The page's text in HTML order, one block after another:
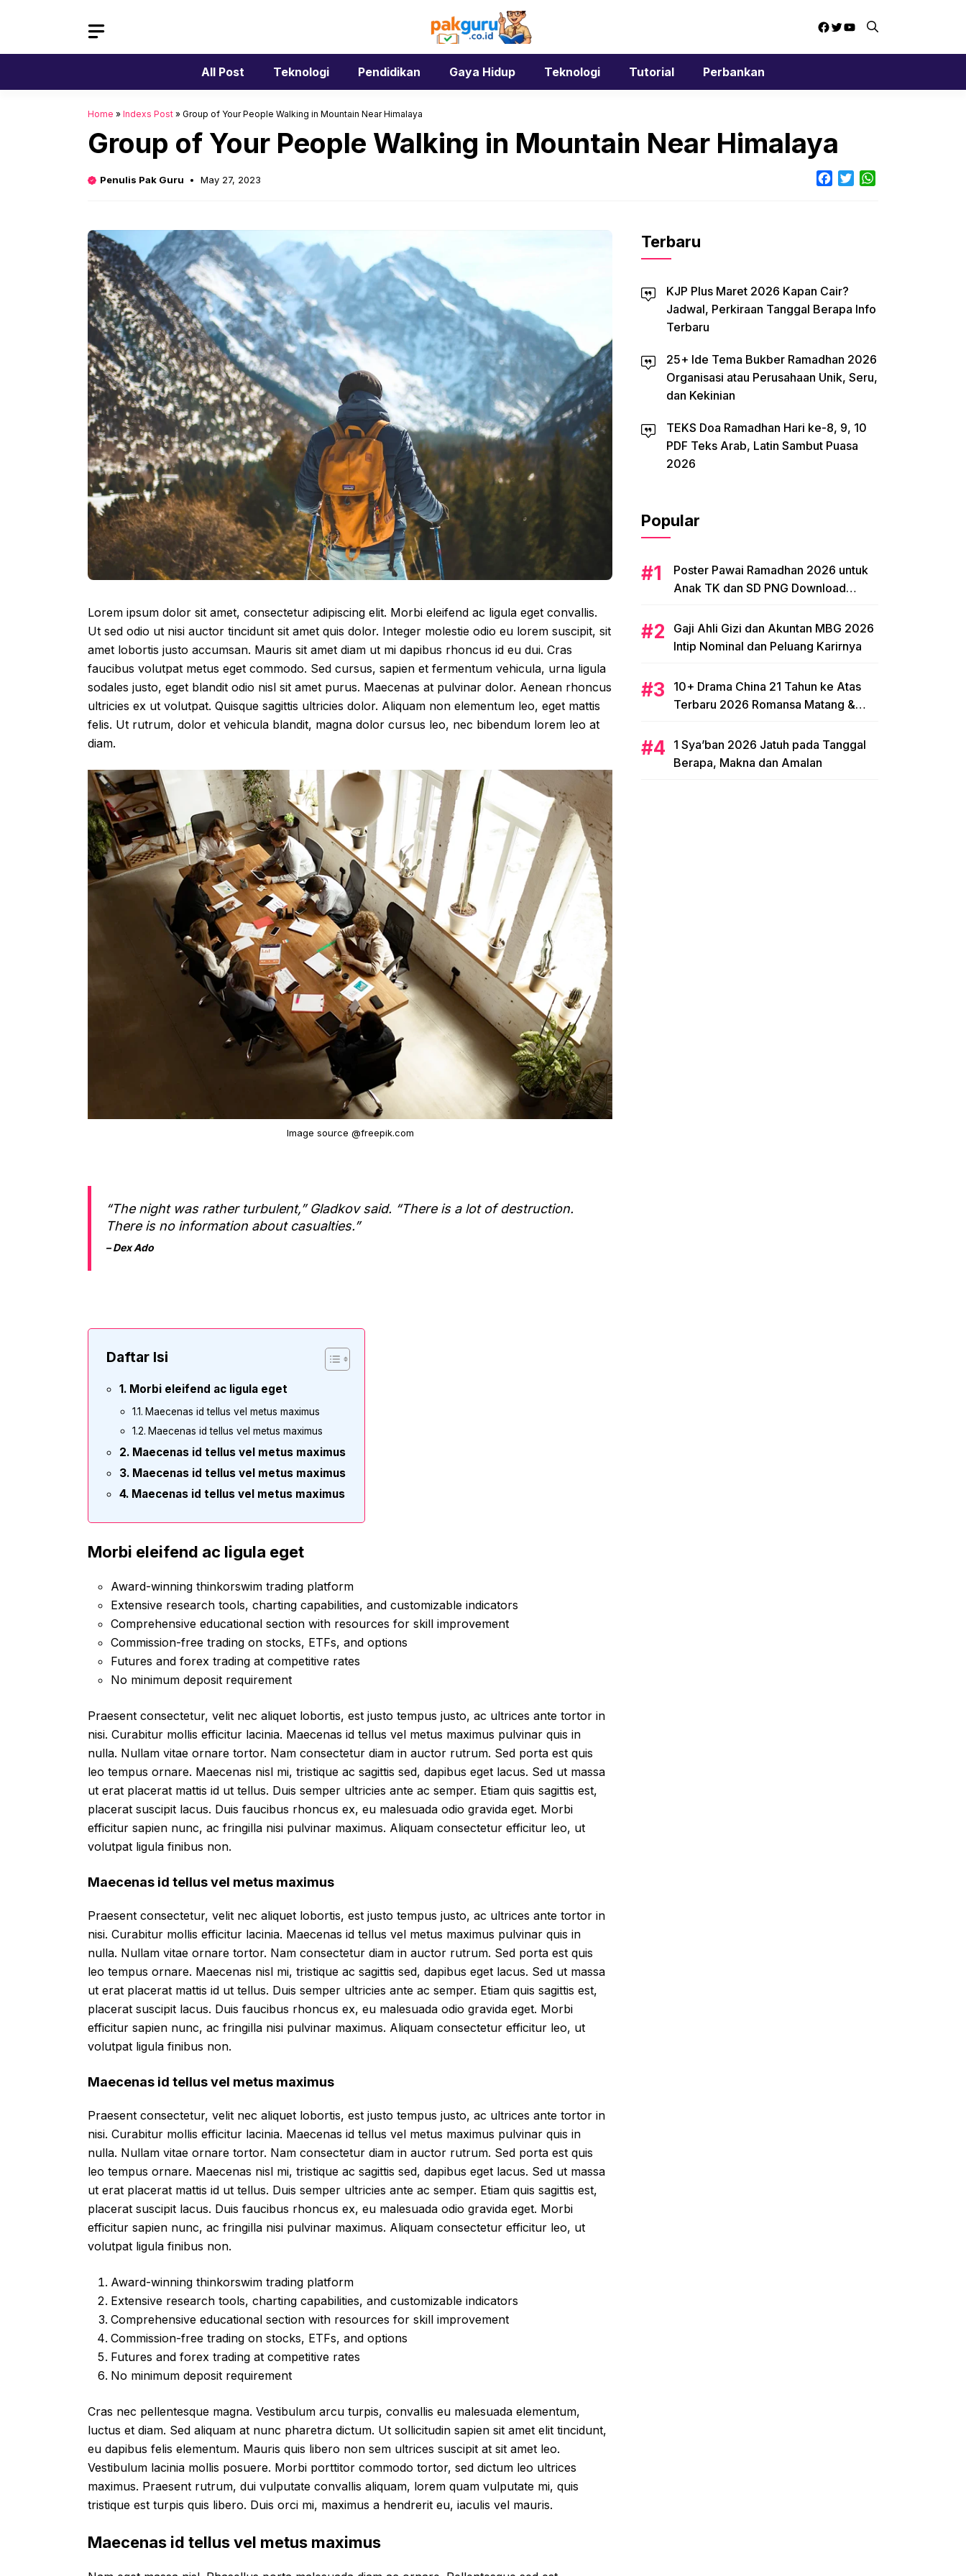
Facebook
Twitter
YouTube
All Post Teknologi Pendidikan Gaya Hidup Teknologi Tutorial Perbankan
Home » Indexs Post » Group of Your People Walking in Mountain Near Himalaya
Group of Your People Walking in Mountain Near Himalaya
Penulis Pak Guru May 27, 2023 Facebook
Twitter
Lorem ipsum dolor sit amet, consectetur adipiscing elit. Morbi eleifend ac ligula eget convallis.
Ut sed odio ut nisi auctor tincidunt sit amet quis dolor. Integer molestie odio eu lorem suscipit, sit
amet lobortis justo accumsan. Mauris sit amet diam ut mi dapibus rhoncus id eu dui. Cras
faucibus volutpat metus eget commodo. Sed cursus, sapien et fermentum vehicula, urna ligula
sodales justo, eget blandit odio nisl sit amet purus. Maecenas at pulvinar dolor. Aenean rhoncus
ultricies ex ut volutpat. Quisque sagittis ultricies dolor. Aliquam non elementum leo, eget mattis
felis. Ut rutrum, dolor et vehicula blandit, magna dolor cursus leo, nec bibendum lorem leo at
diam.
Image source @freepik.com
“The night was rather turbulent,” Gladkov said. “There is a lot of destruction.
There is no information about casualties.”
– Dex Ado
Daftar Isi
Morbi eleifend ac ligula eget
Maecenas id tellus vel metus maximus
Maecenas id tellus vel metus maximus
Maecenas id tellus vel metus maximus
Maecenas id tellus vel metus maximus
Maecenas id tellus vel metus maximus
Morbi eleifend ac ligula eget
Award-winning thinkorswim trading platform
Extensive research tools, charting capabilities, and customizable indicators
Comprehensive educational section with resources for skill improvement
Commission-free trading on stocks, ETFs, and options
Futures and forex trading at competitive rates
No minimum deposit requirement
Praesent consectetur, velit nec aliquet lobortis, est justo tempus justo, ac ultrices ante tortor in
nisi. Curabitur mollis efficitur lacinia. Maecenas id tellus vel metus maximus pulvinar quis in
nulla. Nullam vitae ornare tortor. Nam consectetur diam in auctor rutrum. Sed porta est quis
leo tempus ornare. Maecenas nisl mi, tristique ac sagittis sed, dapibus eget lacus. Sed ut massa
ut erat placerat mattis id ut tellus. Duis semper ultricies ante ac semper. Etiam quis sagittis est,
placerat suscipit lacus. Duis faucibus rhoncus ex, eu malesuada odio gravida eget. Morbi
efficitur sapien nunc, ac fringilla nisi pulvinar maximus. Aliquam consectetur efficitur leo, ut
volutpat ligula finibus non.
Maecenas id tellus vel metus maximus
Praesent consectetur, velit nec aliquet lobortis, est justo tempus justo, ac ultrices ante tortor in
nisi. Curabitur mollis efficitur lacinia. Maecenas id tellus vel metus maximus pulvinar quis in
nulla. Nullam vitae ornare tortor. Nam consectetur diam in auctor rutrum. Sed porta est quis
leo tempus ornare. Maecenas nisl mi, tristique ac sagittis sed, dapibus eget lacus. Sed ut massa
ut erat placerat mattis id ut tellus. Duis semper ultricies ante ac semper. Etiam quis sagittis est,
placerat suscipit lacus. Duis faucibus rhoncus ex, eu malesuada odio gravida eget. Morbi
efficitur sapien nunc, ac fringilla nisi pulvinar maximus. Aliquam consectetur efficitur leo, ut
volutpat ligula finibus non.
Maecenas id tellus vel metus maximus
Praesent consectetur, velit nec aliquet lobortis, est justo tempus justo, ac ultrices ante tortor in
nisi. Curabitur mollis efficitur lacinia. Maecenas id tellus vel metus maximus pulvinar quis in
nulla. Nullam vitae ornare tortor. Nam consectetur diam in auctor rutrum. Sed porta est quis
leo tempus ornare. Maecenas nisl mi, tristique ac sagittis sed, dapibus eget lacus. Sed ut massa
ut erat placerat mattis id ut tellus. Duis semper ultricies ante ac semper. Etiam quis sagittis est,
placerat suscipit lacus. Duis faucibus rhoncus ex, eu malesuada odio gravida eget. Morbi
efficitur sapien nunc, ac fringilla nisi pulvinar maximus. Aliquam consectetur efficitur leo, ut
volutpat ligula finibus non.
Award-winning thinkorswim trading platform
Extensive research tools, charting capabilities, and customizable indicators
Comprehensive educational section with resources for skill improvement
Commission-free trading on stocks, ETFs, and options
Futures and forex trading at competitive rates
No minimum deposit requirement
Cras nec pellentesque magna. Vestibulum arcu turpis, convallis eu malesuada elementum,
luctus et diam. Sed aliquam at nunc pharetra dictum. Ut sollicitudin sapien sit amet elit tincidunt,
eu dapibus felis elementum. Mauris quis libero non sem ultrices suscipit at sit amet leo.
Vestibulum lacinia mollis posuere. Morbi porttitor commodo tortor, sed dictum leo ultrices
maximus. Praesent rutrum, dui vulputate convallis aliquam, lorem quam vulputate mi, quis
tristique est turpis quis libero. Duis orci mi, maximus a hendrerit eu, iaculis vel mauris.
Maecenas id tellus vel metus maximus
Terbaru
KJP Plus Maret 2026 Kapan Cair?
Jadwal, Perkiraan Tanggal Berapa Info
Terbaru
25+ Ide Tema Bukber Ramadhan 2026
Organisasi atau Perusahaan Unik, Seru,
dan Kekinian
TEKS Doa Ramadhan Hari ke-8, 9, 10
PDF Teks Arab, Latin Sambut Puasa
2026
Popular
Poster Pawai Ramadhan 2026 untuk
Anak TK dan SD PNG Download
Gaji Ahli Gizi dan Akuntan MBG 2026
Intip Nominal dan Peluang Karirnya
10+ Drama China 21 Tahun ke Atas
Terbaru 2026 Romansa Matang &
1 Sya’ban 2026 Jatuh pada Tanggal
Berapa, Makna dan Amalan